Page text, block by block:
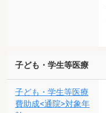
子ども・学生等医療
子ども・学生等医療
費助成<通院>対象年